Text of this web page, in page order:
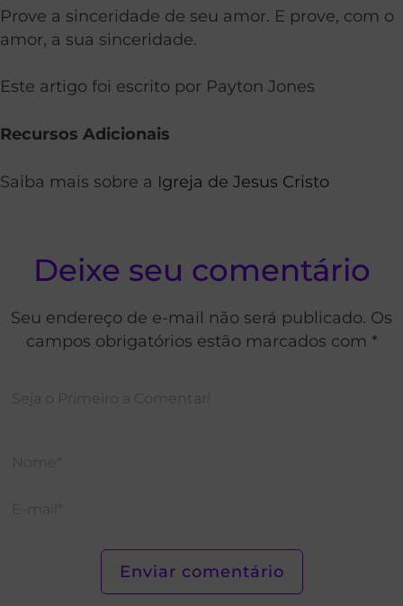
Prove a sinceridade de seu amor. E prove, com o
amor, a sua sinceridade.
Este artigo foi escrito por Payton Jones
Recursos Adicionais
Saiba mais sobre a Igreja de Jesus Cristo
Deixe seu comentário
Seu endereço de e-mail não será publicado. Os
campos obrigatórios estão marcados com *